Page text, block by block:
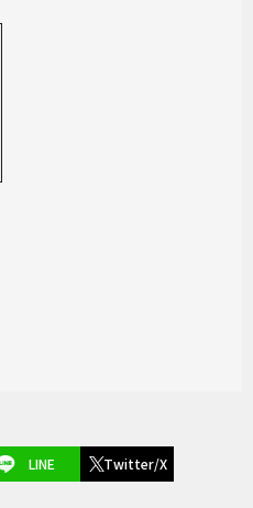
LINE Twitter/X